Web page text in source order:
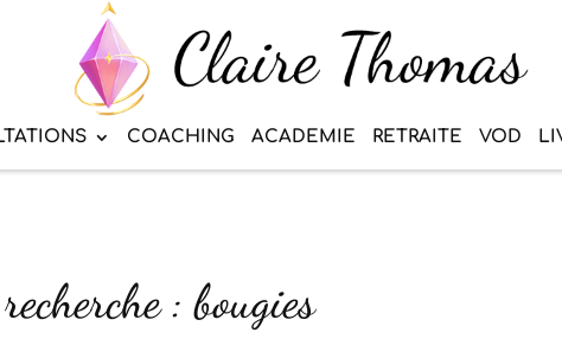
COACHING ACADEMIE RETRAITE VOD
: bougies